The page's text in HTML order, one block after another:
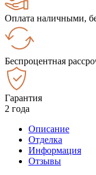
Оплата наличными,
Беспроцентная
Гарантия
2 года
Описание
Отделка
Информация
Отзывы